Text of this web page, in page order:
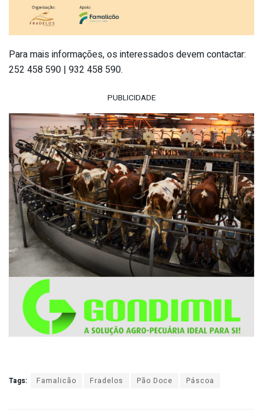
Para mais informações, os interessados devem contactar:
252 458 590 | 932 458 590.
PUBLICIDADE
Tags: Famalicão Fradelos Pão Doce Páscoa